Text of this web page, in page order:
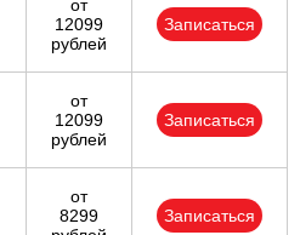
от
12099
рублей
Записаться
от
12099
рублей
Записаться
от
8299
Записаться